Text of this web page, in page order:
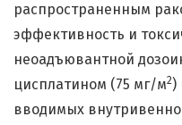
распространенным
эффективность и
неоадъювантной
цисплатином (75 мг/м2)
вводимых